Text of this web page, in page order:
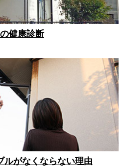
健康診断
ルがなくならない理由